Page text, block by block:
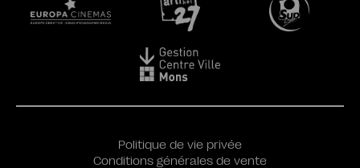
Politique de vie privée
Conditions générales de vente